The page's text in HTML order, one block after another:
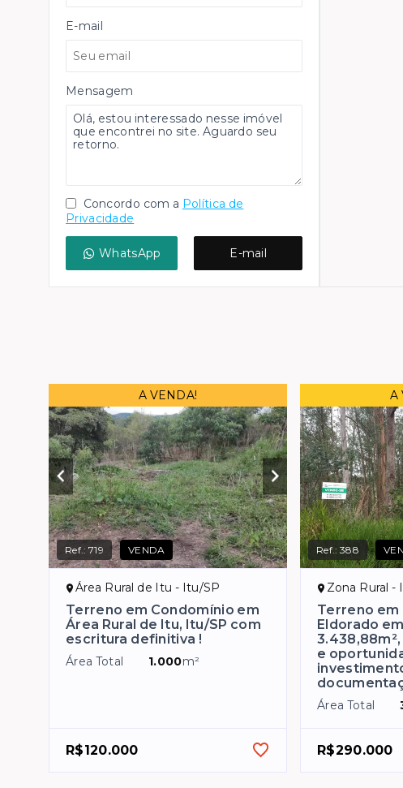
E-mail
Mensagem
Concordo com a Política de
Privacidade
WhatsApp E-mail
A VENDA!
Ref.:719 VENDA
Área Rural de Itu - Itu/SP
Terreno em Condomínio em
Área Rural de Itu, Itu/SP com
escritura definitiva !
Área Total 1.000m²
R$120.000
A
Ref.:388
Zona Rural -
Terreno
Eldorado
e
Área Total
R$290.000